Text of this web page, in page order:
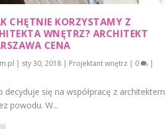
CHĘTNIE KORZYSTAMY Z
WNĘTRZ? ARCHITEKT
CENA
| sty 30, 2018| Projektant wnętrz| 0 |
decyduje się na współpracę z architektem
powodu. W...